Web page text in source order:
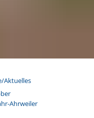
Aktuelles
Ahrweiler